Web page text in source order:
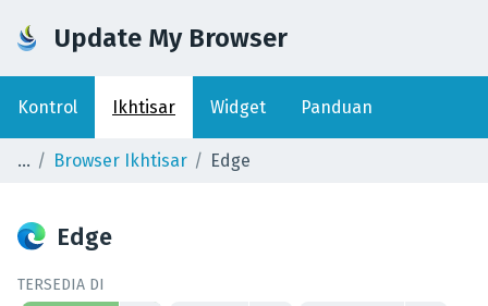
Update My Browser
Kontrol Ikhtisar Widget Panduan
Browser Ikhtisar Edge
Edge
TERSEDIA DI